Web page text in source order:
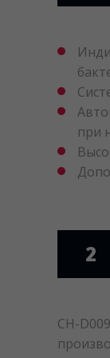
при
2
CH-